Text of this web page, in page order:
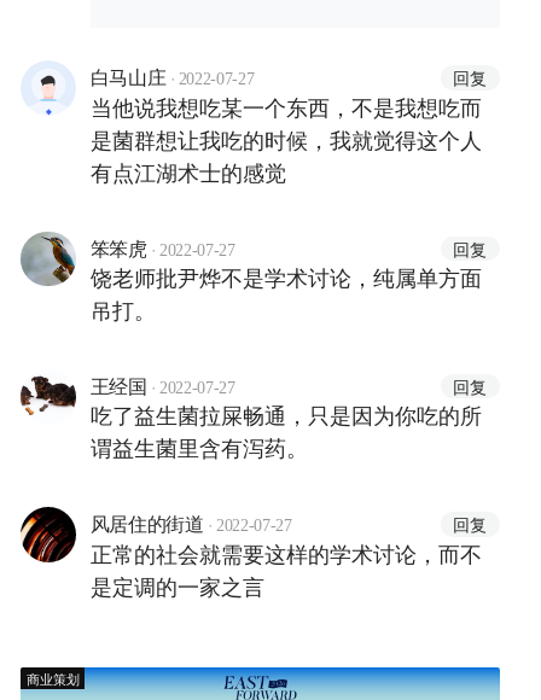
白马山庄 · 2022-07-27 回复
当他说我想吃某一个东西，不是我想吃而
是菌群想让我吃的时候，我就觉得这个人
有点江湖术士的感觉
笨笨虎 · 2022-07-27 回复
饶老师批尹烨不是学术讨论，纯属单方面
吊打。
王经国 · 2022-07-27 回复
吃了益生菌拉屎畅通，只是因为你吃的所
谓益生菌里含有泻药。
风居住的街道 · 2022-07-27 回复
正常的社会就需要这样的学术讨论，而不
是定调的一家之言
商业策划